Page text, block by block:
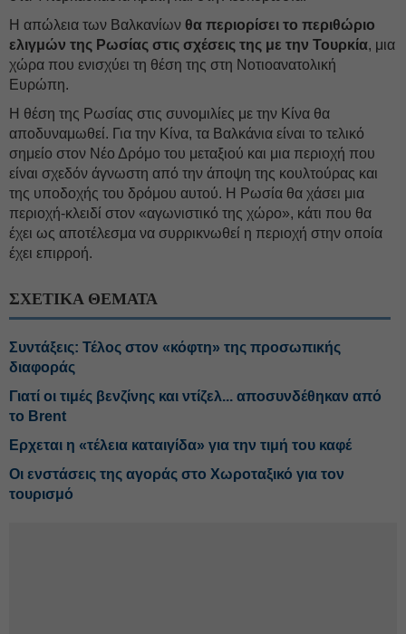
Η απώλεια των Βαλκανίων θα περιορίσει το περιθώριο
ελιγμών της Ρωσίας στις σχέσεις της με την Τουρκία, μια
χώρα που ενισχύει τη θέση της στη Νοτιοανατολική
Ευρώπη.
Η θέση της Ρωσίας στις συνομιλίες με την Κίνα θα
αποδυναμωθεί. Για την Κίνα, τα Βαλκάνια είναι το τελικό
σημείο στον Νέο Δρόμο του μεταξιού και μια περιοχή που
είναι σχεδόν άγνωστη από την άποψη της κουλτούρας και
της υποδοχής του δρόμου αυτού. Η Ρωσία θα χάσει μια
περιοχή-κλειδί στον «αγωνιστικό της χώρο», κάτι που θα
έχει ως αποτέλεσμα να συρρικνωθεί η περιοχή στην οποία
έχει επιρροή.
ΣΧΕΤΙΚΑ ΘΕΜΑΤΑ
Συντάξεις: Τέλος στον «κόφτη» της προσωπικής
διαφοράς
Γιατί οι τιμές βενζίνης και ντίζελ... αποσυνδέθηκαν από
το Brent
Ερχεται η «τέλεια καταιγίδα» για την τιμή του καφέ
Οι ενστάσεις της αγοράς στο Χωροταξικό για τον
τουρισμό